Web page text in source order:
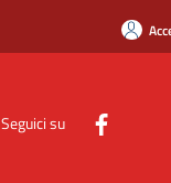
Seguici su